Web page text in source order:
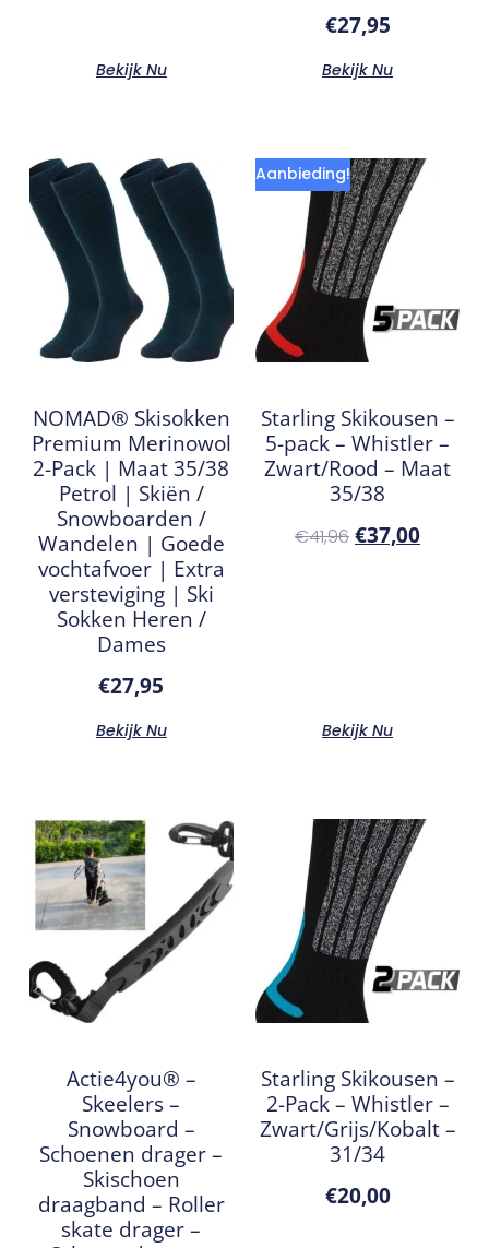
Bekijk Nu
€27,95
Bekijk Nu
NOMAD® Skisokken
Premium Merinowol
2-Pack | Maat 35/38
Petrol | Skiën /
Snowboarden /
Wandelen | Goede
vochtafvoer | Extra
versteviging | Ski
Sokken Heren /
Dames
€27,95
Bekijk Nu
Aanbieding!
Starling Skikousen –
5-pack – Whistler –
Zwart/Rood – Maat
35/38
€41,96 €37,00
Bekijk Nu
Actie4you® –
Skeelers –
Snowboard –
Schoenen drager –
Skischoen
draagband – Roller
skate drager –
Starling Skikousen –
2-Pack – Whistler –
Zwart/Grijs/Kobalt –
31/34
€20,00